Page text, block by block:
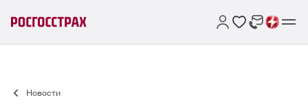
Новости